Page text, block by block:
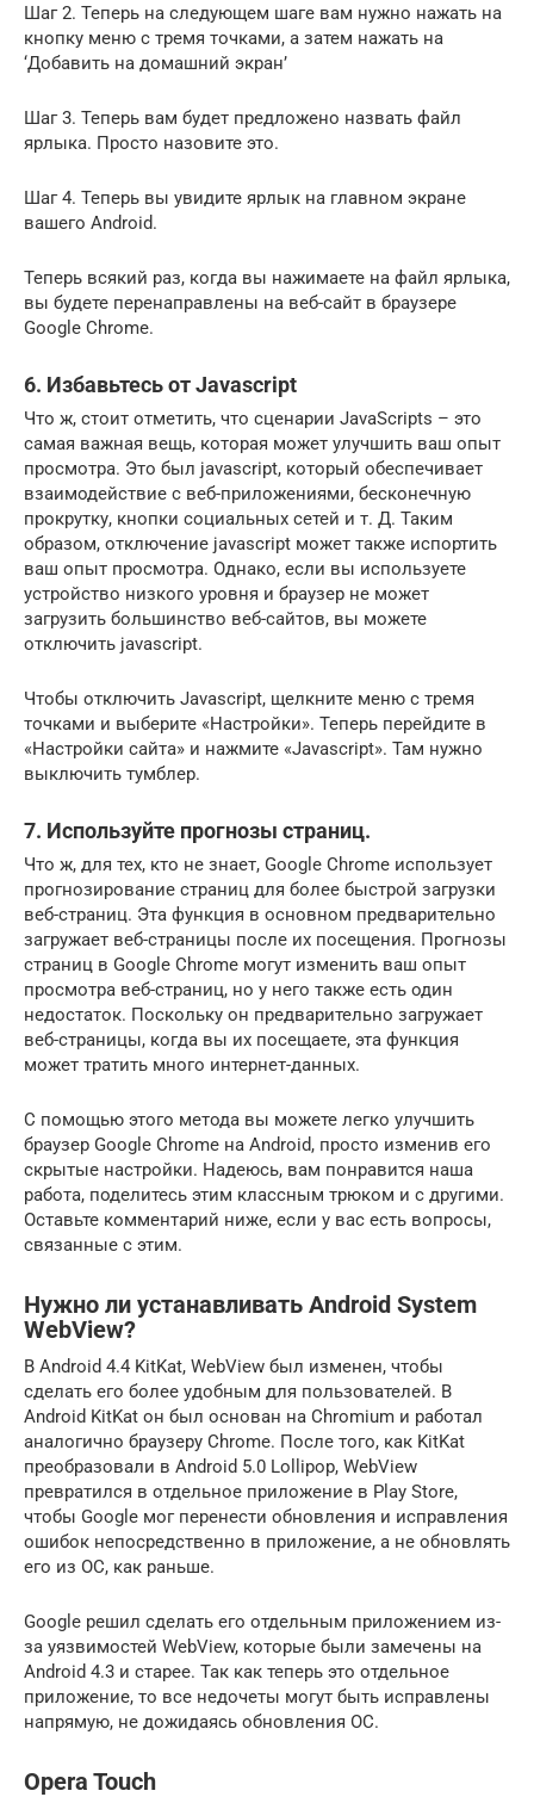
Шаг 2. Теперь на следующем шаге вам нужно нажать на
кнопку меню с тремя точками, а затем нажать на
‘Добавить на домашний экран’
Шаг 3. Теперь вам будет предложено назвать файл
ярлыка. Просто назовите это.
Шаг 4. Теперь вы увидите ярлык на главном экране
вашего Android.
Теперь всякий раз, когда вы нажимаете на файл ярлыка,
вы будете перенаправлены на веб-сайт в браузере
Google Chrome.
6. Избавьтесь от Javascript
Что ж, стоит отметить, что сценарии JavaScripts – это
самая важная вещь, которая может улучшить ваш опыт
просмотра. Это был javascript, который обеспечивает
взаимодействие с веб-приложениями, бесконечную
прокрутку, кнопки социальных сетей и т. Д. Таким
образом, отключение javascript может также испортить
ваш опыт просмотра. Однако, если вы используете
устройство низкого уровня и браузер не может
загрузить большинство веб-сайтов, вы можете
отключить javascript.
Чтобы отключить Javascript, щелкните меню с тремя
точками и выберите «Настройки». Теперь перейдите в
«Настройки сайта» и нажмите «Javascript». Там нужно
выключить тумблер.
7. Используйте прогнозы страниц.
Что ж, для тех, кто не знает, Google Chrome использует
прогнозирование страниц для более быстрой загрузки
веб-страниц. Эта функция в основном предварительно
загружает веб-страницы после их посещения. Прогнозы
страниц в Google Chrome могут изменить ваш опыт
просмотра веб-страниц, но у него также есть один
недостаток. Поскольку он предварительно загружает
веб-страницы, когда вы их посещаете, эта функция
может тратить много интернет-данных.
С помощью этого метода вы можете легко улучшить
браузер Google Chrome на Android, просто изменив его
скрытые настройки. Надеюсь, вам понравится наша
работа, поделитесь этим классным трюком и с другими.
Оставьте комментарий ниже, если у вас есть вопросы,
связанные с этим.
Нужно ли устанавливать Android System
WebView?
В Android 4.4 KitKat, WebView был изменен, чтобы
сделать его более удобным для пользователей. В
Android KitKat он был основан на Chromium и работал
аналогично браузеру Chrome. После того, как KitKat
преобразовали в Android 5.0 Lollipop, WebView
превратился в отдельное приложение в Play Store,
чтобы Google мог перенести обновления и исправления
ошибок непосредственно в приложение, а не обновлять
его из ОС, как раньше.
Google решил сделать его отдельным приложением из-
за уязвимостей WebView, которые были замечены на
Android 4.3 и старее. Так как теперь это отдельное
приложение, то все недочеты могут быть исправлены
напрямую, не дожидаясь обновления ОС.
Opera Touch